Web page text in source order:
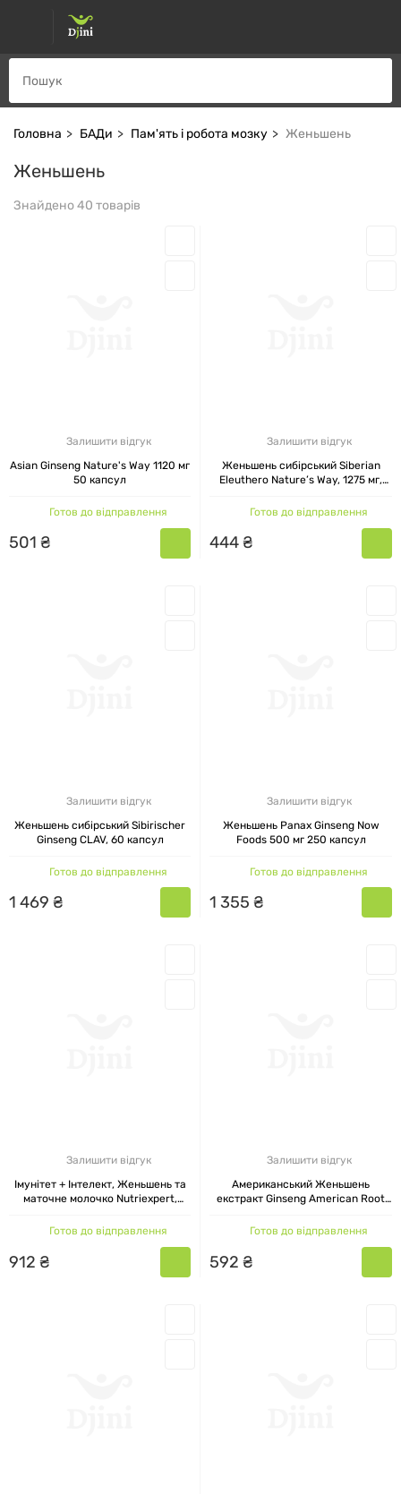
Головна БАДи Пам'ять і робота мозку Женьшень
Женьшень
Знайдено 40 товарів
Залишити відгук
Asian Ginseng Nature's Way 1120 мг
50 капсул
Готов до відправлення
501 ₴
Залишити відгук
Женьшень сибірський Siberian
Eleuthero Nature’s Way, 1275 мг,
Готов до відправлення
444₴
Залишити відгук
Женьшень сибірський Sibirischer
Ginseng CLAV, 60 капсул
Готов до відправлення
1 469 ₴
Залишити відгук
Женьшень Panax Ginseng Now
Foods 500 мг 250 капсул
Готов до відправлення
1 355 ₴
Залишити відгук
Імунітет + Інтелект, Женьшень та
маточне молочко Nutriexpert,
Готов до відправлення
912 ₴
Залишити відгук
Американський Женьшень
екстракт Ginseng American Root
Готов до відправлення
592 ₴